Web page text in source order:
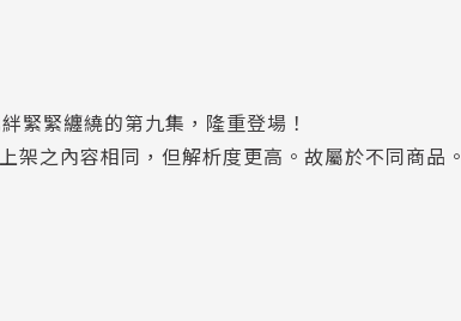
緊緊纏繞的第九集，隆重登場！
之內容相同，但解析度更高。故屬於不同商品。